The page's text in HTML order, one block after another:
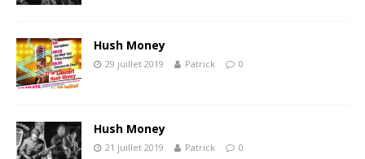
Hush Money
29 juillet 2019 Patrick 0
Hush Money
21 juillet 2019 Patrick 0